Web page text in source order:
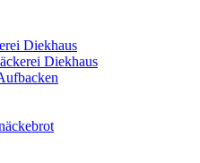
Diekhaus
Diekhaus